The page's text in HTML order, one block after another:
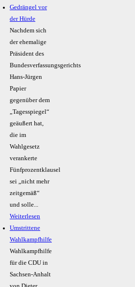
Gedrängel vor
der Hürde
Nachdem sich
der ehemalige
Präsident des
Bundesverfassungsgerichts
Hans-Jürgen
Papier
gegenüber dem
„Tagesspiegel“
geäußert hat,
die im
Wahlgesetz
verankerte
Fünfprozentklausel
sei „nicht mehr
zeitgemäß“
und solle...
Weiterlesen
Umstrittene
Wahlkampfhilfe
Wahlkampfhilfe
für die CDU in
Sachsen-Anhalt